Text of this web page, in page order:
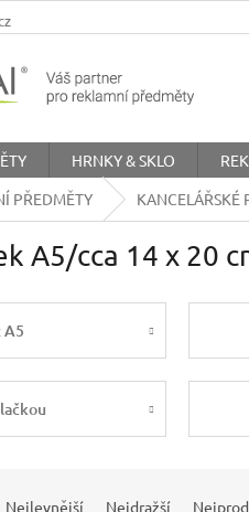
HRNKY & SKLO
PŘEDMĚTY KANCELÁŘSKÉ
A5/cca 14 x 20
A5
Nejlevnější Nejdražší